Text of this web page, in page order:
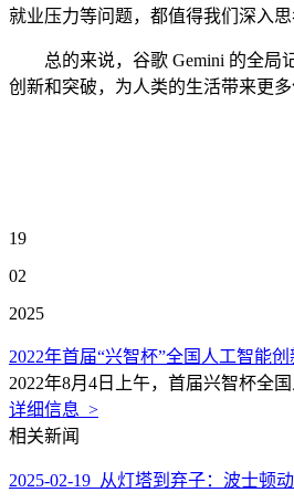
就业压力等问题，都值得我们深入思
总的来说，谷歌 Gemini 的全局记
创新和突破，为人类的生活带来更多
19
02
2025
2022年首届“兴智杯”全国人工智能创
2022年8月4日上午，首届兴智杯全
详细信息 >
相关新闻
2025-02-19 从灯塔到弃子：波士顿